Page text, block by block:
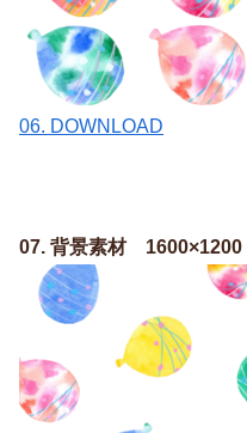
06. DOWNLOAD
07. 背景素材 1600×1200